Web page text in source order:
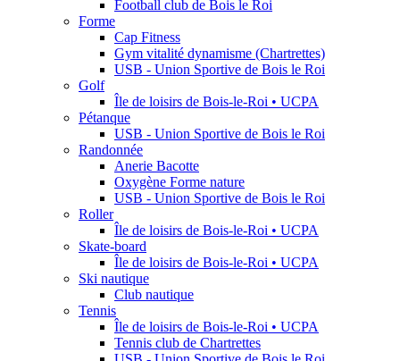
Football club de Bois le Roi
Forme
Cap Fitness
Gym vitalité dynamisme (Chartrettes)
USB - Union Sportive de Bois le Roi
Golf
Île de loisirs de Bois-le-Roi • UCPA
Pétanque
USB - Union Sportive de Bois le Roi
Randonnée
Anerie Bacotte
Oxygène Forme nature
USB - Union Sportive de Bois le Roi
Roller
Île de loisirs de Bois-le-Roi • UCPA
Skate-board
Île de loisirs de Bois-le-Roi • UCPA
Ski nautique
Club nautique
Tennis
Île de loisirs de Bois-le-Roi • UCPA
Tennis club de Chartrettes